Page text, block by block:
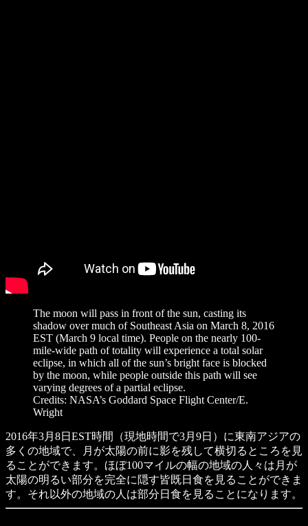
The moon will pass in front of the sun, casting its
shadow over much of Southeast Asia on March 8, 2016
EST (March 9 local time). People on the nearly 100-
mile-wide path of totality will experience a total solar
eclipse, in which all of the sun’s bright face is blocked
by the moon, while people outside this path will see
varying degrees of a partial eclipse.
Credits: NASA’s Goddard Space Flight Center/E.
Wright
2016年3月8日EST時間（現地時間で3月9日）に東南アジアの
多くの地域で、月が太陽の前に影を残して横切るところを見
ることができます。ほぼ100マイルの幅の地域の人々は月が
太陽の明るい部分を完全に隠す皆既日食を見ることができま
す。それ以外の地域の人は部分日食を見ることになります。